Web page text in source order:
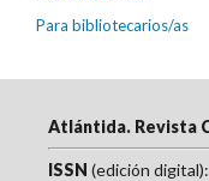
Para bibliotecarios/as
Atlántida. Revista
ISSN (edición